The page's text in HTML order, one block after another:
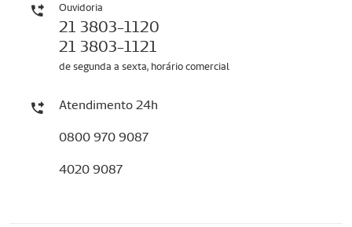
Ouvidoria
21 3803-1120
21 3803-1121
de segunda a sexta, horário comercial
Atendimento 24h
0800 970 9087
4020 9087